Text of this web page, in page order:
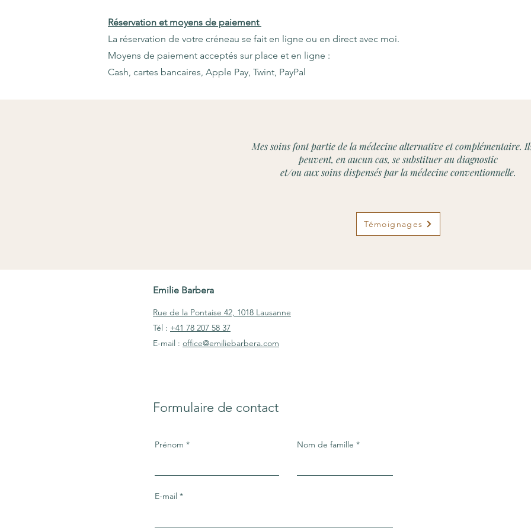
Réservation et moyens de paiement
La réservation de votre créneau se fait en ligne ou en direct avec moi.
Moyens de paiement acceptés sur place et en ligne :
Cash, cartes bancaires, Apple Pay, Twint, PayPal
Mes soins font partie de la médecine alternative et complémentaire.
peuvent, en aucun cas, se substituer au diagnostic
et/ou aux soins dispensés par la médecine conventionnelle.
Témoignages
Emilie Barbera
Rue de la Pontaise 42, 1018 Lausanne
Tél : +41 78 207 58 37
E-mail : office@emiliebarbera.com
Formulaire de contact
Prénom Nom de famille
E-mail